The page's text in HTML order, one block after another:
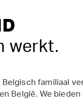
werkt.
Belgisch familiaal
België. We bieden